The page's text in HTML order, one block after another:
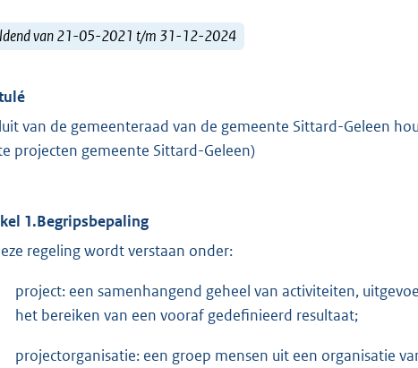
van 21-05-2021 t/m 31-12-2024
van de gemeenteraad van de gemeente Sittard-Geleen
projecten gemeente Sittard-Geleen)
1.Begripsbepaling
regeling wordt verstaan onder:
project: een samenhangend geheel van activiteiten,
het bereiken van een vooraf gedefinieerd resultaat;
projectorganisatie: een groep mensen uit een organisatie